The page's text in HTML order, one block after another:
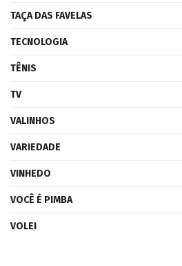
TAÇA DAS FAVELAS
TECNOLOGIA
TÊNIS
TV
VALINHOS
VARIEDADE
VINHEDO
VOCÊ É PIMBA
VOLEI